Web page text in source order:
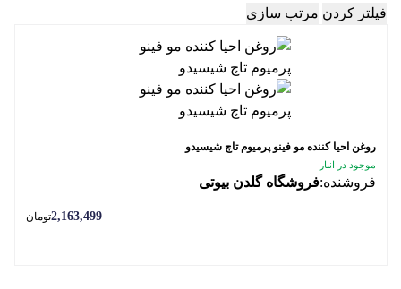
فیلتر کردن مرتب سازی
روغن احیا کننده مو فینو پرمیوم تاچ شیسیدو
موجود در انبار
فروشنده:فروشگاه گلدن بیوتی
2,163,499تومان